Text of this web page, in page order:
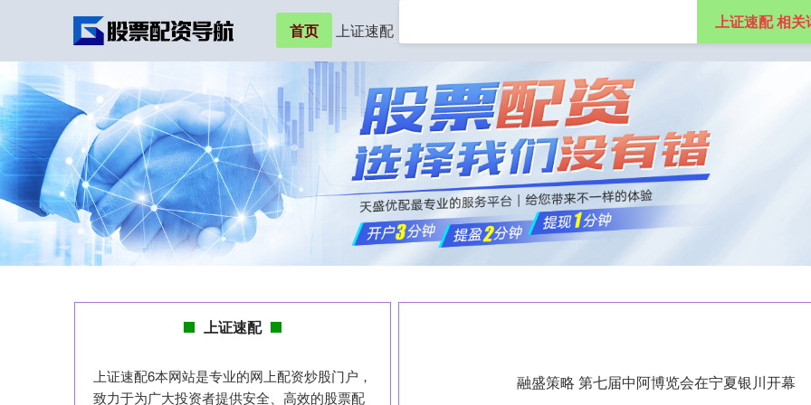
首页 上证速配 专业杠杆配资开户上证速配 相关
融盛策略 第七届中阿博览会在宁夏银川开幕
上证速配
上证速配6本网站是专业的网上配资炒股门户，
致力于为广大投资者提供安全、高效的股票配